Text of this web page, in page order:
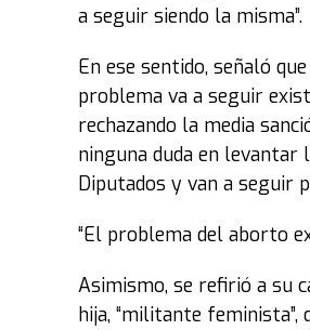
a seguir siendo la misma”.
En ese sentido, señaló
problema va a seguir
rechazando la media
ninguna duda en levantar
Diputados y van a seguir
“El problema del aborto
Asimismo, se refirió a su
hija, “militante feminista”,